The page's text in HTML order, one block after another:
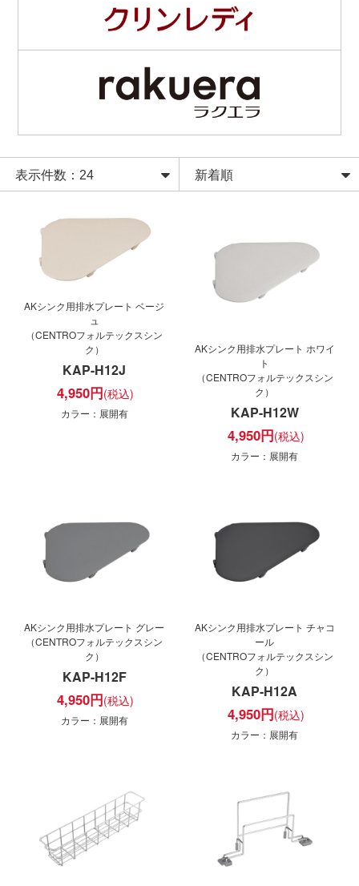
AKシンク用排水プレート ベージ
ュ
（CENTROフォルテックスシン
ク）
KAP-H12J
4,950円
カラー：展開有
AKシンク用排水プレート ホワイ
ト
（CENTROフォルテックスシン
ク）
KAP-H12W
4,950円
カラー：展開有
AKシンク用排水プレート グレー
（CENTROフォルテックスシン
ク）
KAP-H12F
4,950円
カラー：展開有
AKシンク用排水プレート チャコ
ール
（CENTROフォルテックスシン
ク）
KAP-H12A
4,950円
カラー：展開有